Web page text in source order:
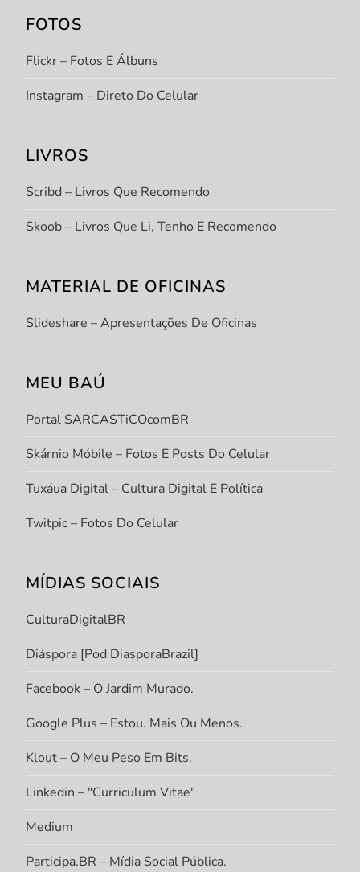
FOTOS
Flickr – Fotos E Álbuns
Instagram – Direto Do Celular
LIVROS
Scribd – Livros Que Recomendo
Skoob – Livros Que Li, Tenho E Recomendo
MATERIAL DE OFICINAS
Slideshare – Apresentações De Oficinas
MEU BAÚ
Portal SARCASTiCOcomBR
Skárnio Móbile – Fotos E Posts Do Celular
Tuxáua Digital – Cultura Digital E Política
Twitpic – Fotos Do Celular
MÍDIAS SOCIAIS
CulturaDigitalBR
Diáspora [Pod DiasporaBrazil]
Facebook – O Jardim Murado.
Google Plus – Estou. Mais Ou Menos.
Klout – O Meu Peso Em Bits.
Linkedin – "Curriculum Vitae"
Medium
Participa.BR – Mídia Social Pública.